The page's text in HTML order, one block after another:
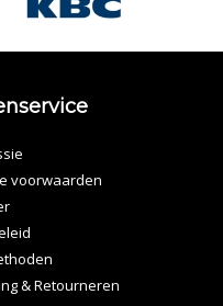
voorwaarden
& Retourneren